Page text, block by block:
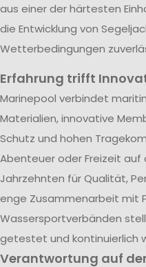
aus einer der härtesten
die Entwicklung von
Wetterbedingungen
Erfahrung trifft
Marinepool verbindet
Materialien, innovative
Schutz und hohen
Abenteuer oder Freizeit
Jahrzehnten für Qualität,
enge Zusammenarbeit mit
Wassersportverbänden
getestet und kontinuierlich
Verantwortung auf